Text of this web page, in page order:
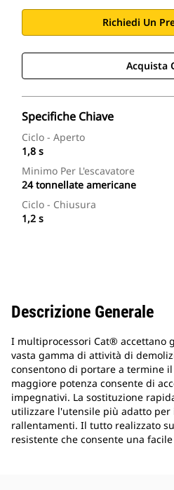
Richiedi Un
Acquista
Specifiche Chiave
Ciclo - Aperto
1,8 s
Minimo Per L'escavatore
24 tonnellate americane
Ciclo - Chiusura
1,2 s
Descrizione Generale
I multiprocessori Cat® accettano
vasta gamma di attività di
consentono di portare a termine
maggiore potenza consente di
impegnativi. La sostituzione
utilizzare l'utensile più adatto per
rallentamenti. Il tutto realizzato
resistente che consente una